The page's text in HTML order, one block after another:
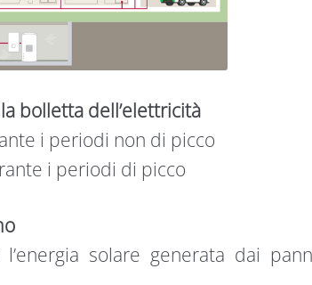
bolletta dell’elettricità
i periodi non di picco
i periodi di picco
l’energia solare generata dai